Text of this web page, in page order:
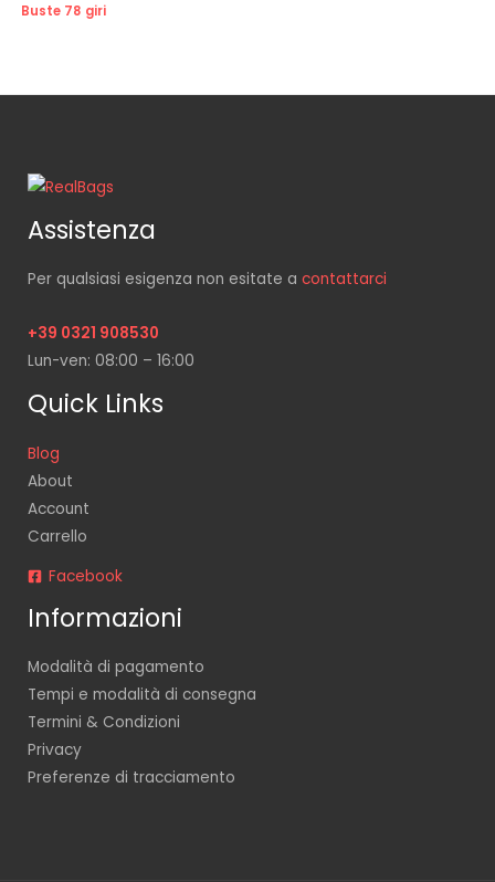
Buste 78 giri
Assistenza
Per qualsiasi esigenza non esitate a contattarci
+39 0321 908530
Lun-ven: 08:00 – 16:00
Quick Links
Blog
About
Account
Carrello
Facebook
Informazioni
Modalità di pagamento
Tempi e modalità di consegna
Termini & Condizioni
Privacy
Preferenze di tracciamento